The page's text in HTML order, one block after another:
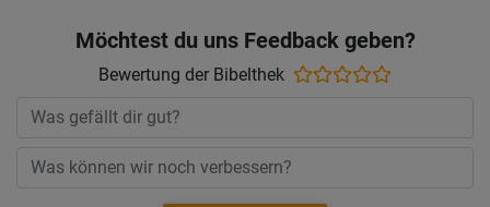
Möchtest du uns Feedback geben?
Bewertung der Bibelthek